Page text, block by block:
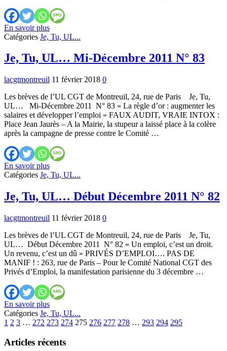
En savoir plusJe,
Tu,
Début
Janvier
N°
Catégories Je, Tu, UL...
Je, Tu, UL… Mi-Décembre 2011 N° 83
lacgtmontreuil 11 février 2018 0
Les brèves de l’UL CGT de Montreuil, 24, rue de Paris Je, Tu,
UL… Mi-Décembre 2011 N° 83 « La règle d’or : augmenter les
salaires et développer l’emploi » FAUX AUDIT, VRAIE INTOX :
Place Jean Jaurès – A la Mairie, la stupeur a laissé place à la colère
après la campagne de presse contre le Comité …
En savoir plusJe,
Tu,
Mi-
Décembre
N°
Catégories Je, Tu, UL...
Je, Tu, UL… Début Décembre 2011 N° 82
lacgtmontreuil 11 février 2018 0
Les brèves de l’UL CGT de Montreuil, 24, rue de Paris Je, Tu,
UL… Début Décembre 2011 N° 82 « Un emploi, c’est un droit.
Un revenu, c’est un dû » PRIVÉS D’EMPLOI…. PAS DE
MANIF ! : 263, rue de Paris – Pour le Comité National CGT des
Privés d’Emploi, la manifestation parisienne du 3 décembre …
En savoir plusJe,
Tu,
UL…
Décembre
Catégories Je, Tu, UL...
Previous
1 2 3 … 272 273 274 275 276 277 278 … 293 294 295Next
Articles récents